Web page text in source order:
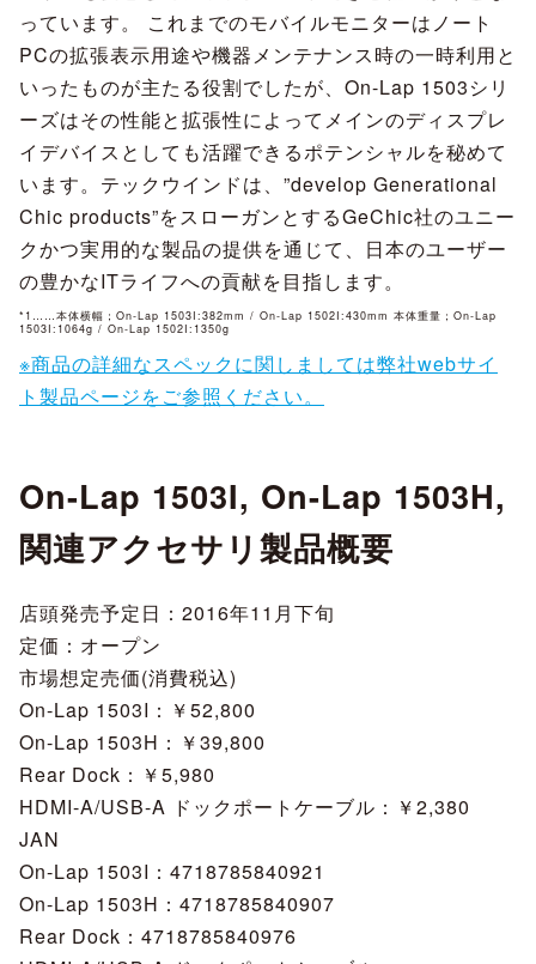
っています。 これまでのモバイルモニターはノート
PCの拡張表示用途や機器メンテナンス時の一時利用と
いったものが主たる役割でしたが、On-Lap 1503シリ
ーズはその性能と拡張性によってメインのディスプレ
イデバイスとしても活躍できるポテンシャルを秘めて
います。テックウインドは、”develop Generational
Chic products”をスローガンとするGeChic社のユニー
クかつ実用的な製品の提供を通じて、日本のユーザー
の豊かなITライフへの貢献を目指します。
*1……本体横幅；On-Lap 1503I:382mm / On-Lap 1502I:430mm 本体重量；On-Lap
1503I:1064g / On-Lap 1502I:1350g
※商品の詳細なスペックに関しましては弊社webサイ
ト製品ページをご参照ください。
On-Lap 1503I, On-Lap 1503H,
関連アクセサリ製品概要
店頭発売予定日：2016年11月下旬
定価：オープン
市場想定売価(消費税込)
On-Lap 1503I：￥52,800
On-Lap 1503H：￥39,800
Rear Dock：￥5,980
HDMI-A/USB-A ドックポートケーブル：￥2,380
JAN
On-Lap 1503I：4718785840921
On-Lap 1503H：4718785840907
Rear Dock：4718785840976